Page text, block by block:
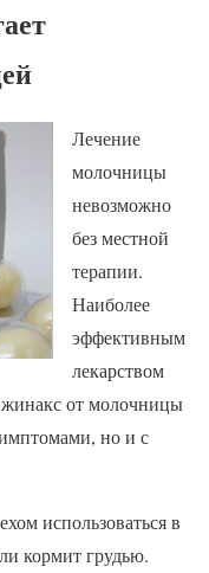
Лечение
молочницы
невозможно
без местной
терапии.
Наиболее
эффективным
лекарством
от молочницы
но и с
использоваться в
кормит грудью.